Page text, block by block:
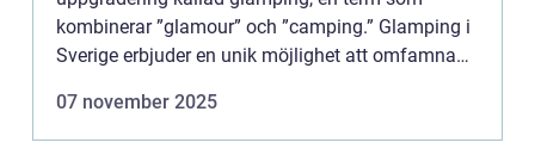
kombinerar ”glamour” och ”camping.” Glamping i
Sverige erbjuder en unik möjlighet att omfamna
07 november 2025